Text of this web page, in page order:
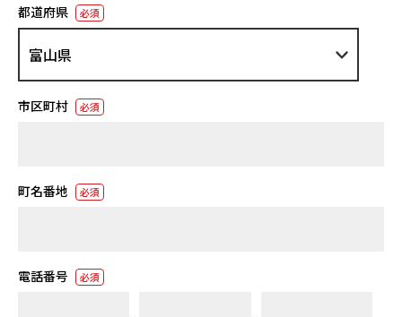
都道府県 必須
市区町村 必須
町名番地 必須
電話番号 必須